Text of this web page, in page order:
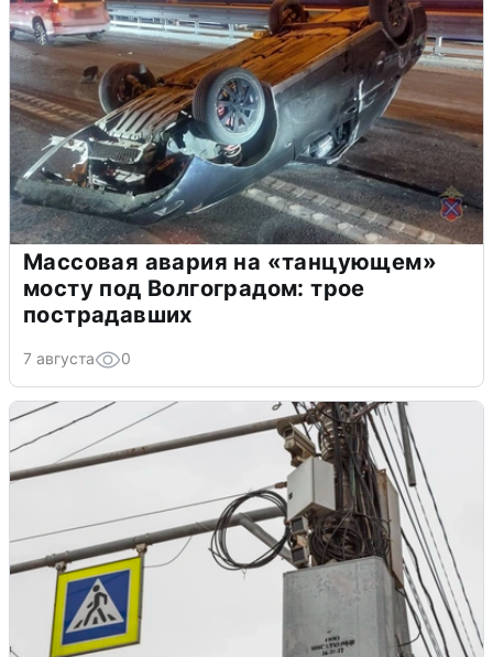
Массовая авария на «танцующем»
мосту под Волгоградом: трое
пострадавших
7 августа 0